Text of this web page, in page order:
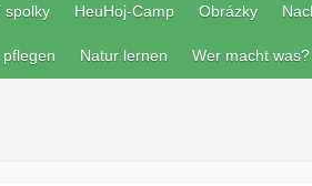
spolky HeuHoj-Camp Obrázky
Natur lernen Wer macht was?